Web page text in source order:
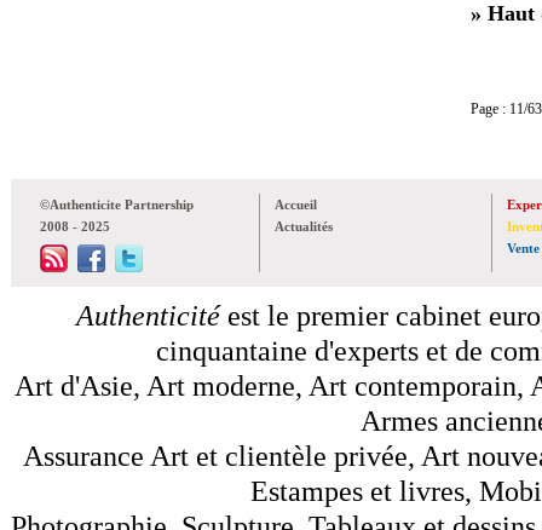
» Haut
Page :
©Authenticite Partnership
2008 - 2025
Accueil
Actualités
Vente
Authenticitéest le premier cabinet
cinquantaine d'experts et de
Art d'Asie, Art moderne, Art contemporain,
Armes
Assurance Art et clientèle privée, Art
Estampes et livres,